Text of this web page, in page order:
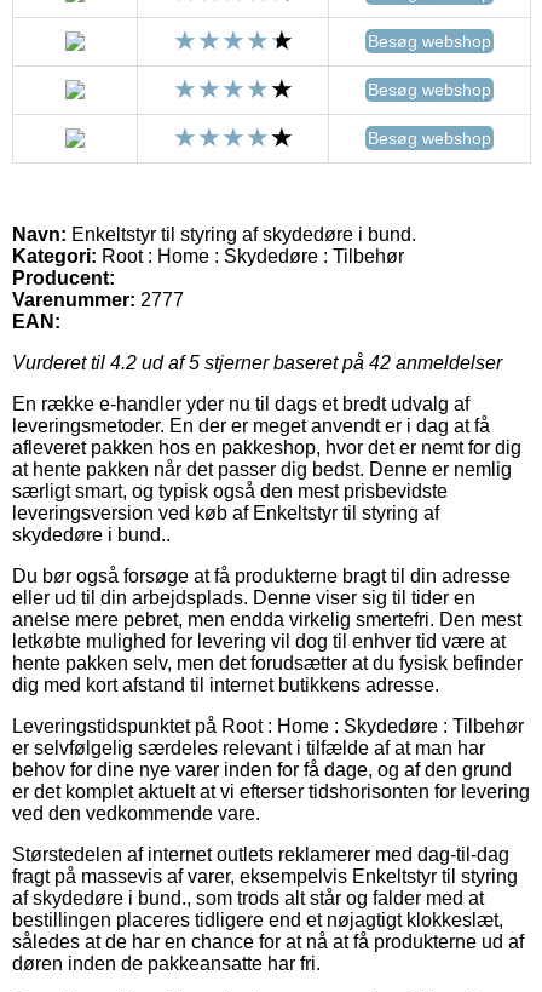
Besøg webshop
Besøg webshop
Besøg webshop
Navn: Enkeltstyr til styring af skydedøre i bund.
Kategori: Root : Home : Skydedøre : Tilbehør
Producent:
Varenummer: 2777
EAN:
Vurderet til 4.2 ud af 5 stjerner baseret på 42 anmeldelser
En række e-handler yder nu til dags et bredt udvalg af
leveringsmetoder. En der er meget anvendt er i dag at få
afleveret pakken hos en pakkeshop, hvor det er nemt for dig
at hente pakken når det passer dig bedst. Denne er nemlig
særligt smart, og typisk også den mest prisbevidste
leveringsversion ved køb af Enkeltstyr til styring af
skydedøre i bund..
Du bør også forsøge at få produkterne bragt til din adresse
eller ud til din arbejdsplads. Denne viser sig til tider en
anelse mere pebret, men endda virkelig smertefri. Den mest
letkøbte mulighed for levering vil dog til enhver tid være at
hente pakken selv, men det forudsætter at du fysisk befinder
dig med kort afstand til internet butikkens adresse.
Leveringstidspunktet på Root : Home : Skydedøre : Tilbehør
er selvfølgelig særdeles relevant i tilfælde af at man har
behov for dine nye varer inden for få dage, og af den grund
er det komplet aktuelt at vi efterser tidshorisonten for levering
ved den vedkommende vare.
Størstedelen af internet outlets reklamerer med dag-til-dag
fragt på massevis af varer, eksempelvis Enkeltstyr til styring
af skydedøre i bund., som trods alt står og falder med at
bestillingen placeres tidligere end et nøjagtigt klokkeslæt,
således at de har en chance for at nå at få produkterne ud af
døren inden de pakkeansatte har fri.